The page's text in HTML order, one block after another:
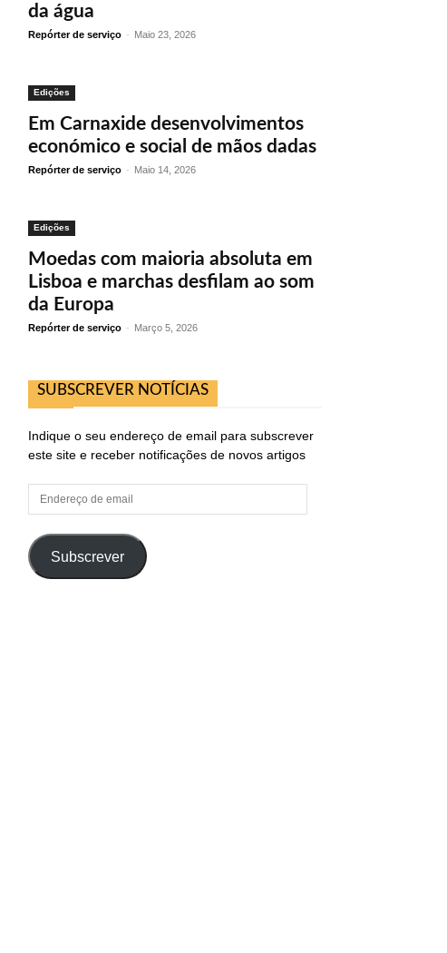
da água
Repórter de serviço - Maio 23, 2026
Edições
Em Carnaxide desenvolvimentos
económico e social de mãos dadas
Repórter de serviço - Maio 14, 2026
Edições
Moedas com maioria absoluta em
Lisboa e marchas desfilam ao som
da Europa
Repórter de serviço - Março 5, 2026
SUBSCREVER NOTÍCIAS
Indique o seu endereço de email para subscrever
este site e receber notificações de novos artigos
Endereço
de
Subscrever